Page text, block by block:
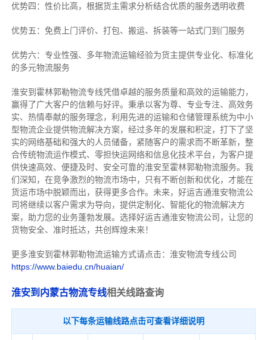
优势四：性价比高，根据货主需求分析结合优质的服务透明收费
优势五：免费上门评价、打包、搬运、拆装等一站式门到门服务
优势六：专业性强、多年物流运输经验为货主提供专业化、标准化
的多元物流服务
淮安到霍林郭勒物流专线凭借卓越的服务质量和高效的运输能力，
赢得了广大客户的信赖与好评。 秉承以客为尊、专业专注、高效务
实、热情奉献的服务理念，利用先进的运输和仓储管理系统为中小
型物流企业提供物流解决方案，经过多年的发展和积淀，打下了坚
实的网络基础和强大的人员储备，紧随客户的需求而不断革新，整
合传统物流运作模式、零担快运网络和信息化技术平台，为客户提
供快速高效、便捷及时、安全可靠的淮安至霍林郭勒物流服务。 我
们深知，在竞争激烈的物流市场中，只有不断创新和优化，才能在
货运市场中脱颖而出，获得更多合作。 未来，好运吉通淮安物流公
司将继续以客户需求为导向，提供定制化、智能化的物流解决方
案，助力您的业务蓬勃发展。选择好运吉通淮安物流公司，让您的
货物安全、准时抵达，共创辉煌未来！
更多淮安到霍林郭勒物流运输方式请点击：淮安物流专线公司
https://www.baiedu.cn/huaian/
淮安到内蒙古物流专线相关线路查询
以下每条运输线路点击可查看详细说明